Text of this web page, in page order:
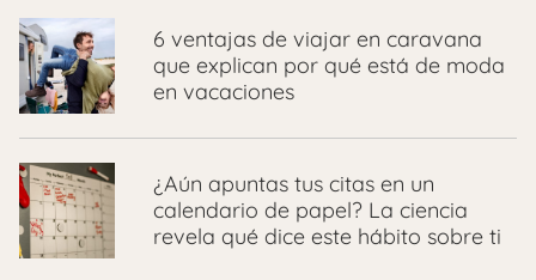
6 ventajas de viajar en caravana
que explican por qué está de moda
en vacaciones
¿Aún apuntas tus citas en un
calendario de papel? La ciencia
revela qué dice este hábito sobre ti